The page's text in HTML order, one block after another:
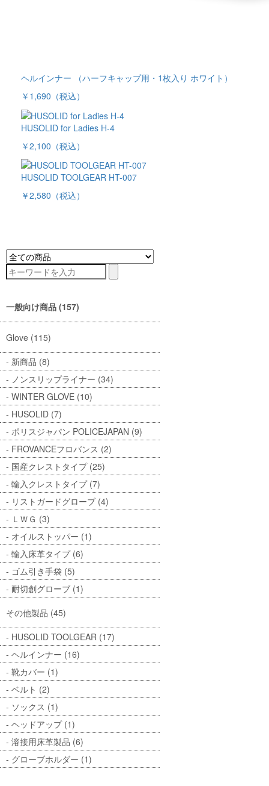
ヘルインナー （ハーフキャップ用・1枚入り ホワイト）
￥1,690 （税込）
HUSOLID for Ladies H-4
￥2,100 （税込）
HUSOLID TOOLGEAR HT-007
￥2,580 （税込）
一般向け商品 (157)
Glove (115)
新商品 (8)
ノンスリップライナー (34)
WINTER GLOVE (10)
HUSOLID (7)
ポリスジャパン POLICEJAPAN (9)
FROVANCEフロバンス (2)
国産クレストタイプ (25)
輸入クレストタイプ (7)
リストガードグローブ (4)
ＬＷＧ (3)
オイルストッパー (1)
輸入床革タイプ (6)
ゴム引き手袋 (5)
耐切創グローブ (1)
その他製品 (45)
HUSOLID TOOLGEAR (17)
ヘルインナー (16)
靴カバー (1)
ベルト (2)
ソックス (1)
ヘッドアップ (1)
溶接用床革製品 (6)
グローブホルダー (1)